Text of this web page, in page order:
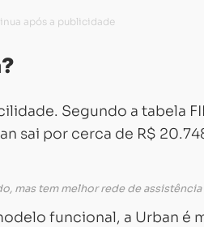
Segundo a tabela
sai por cerca de R$
mas tem melhor rede de
funcional, a Urban é